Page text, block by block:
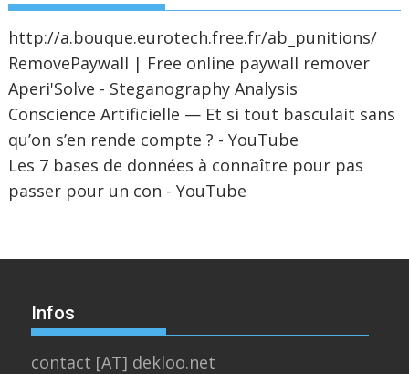
http://a.bouque.eurotech.free.fr/ab_punitions/
RemovePaywall | Free online paywall remover
Aperi'Solve - Steganography Analysis
Conscience Artificielle — Et si tout basculait sans
qu’on s’en rende compte ? - YouTube
Les 7 bases de données à connaître pour pas
passer pour un con - YouTube
Infos
contact [AT] dekloo.net